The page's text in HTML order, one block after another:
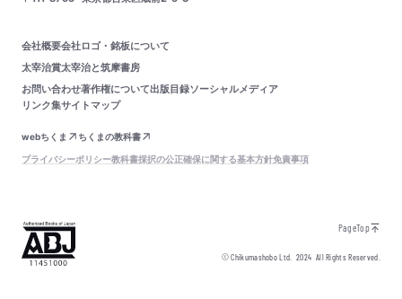
会社概要会社ロゴ・銘板について
太宰治賞太宰治と筑摩書房
お問い合わせ著作権について出版目録ソーシャルメディア
リンク集サイトマップ
webちくま
ちくまの教科書
プライバシーポリシー教科書採択の公正確保に関する基本方針免責事項
PageTop
© Chikumashobo Ltd.2024 All Rights Reserved.